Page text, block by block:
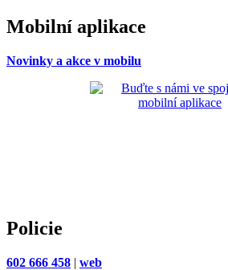
Mobilní aplikace
Novinky a akce v mobilu
Policie
602 666 458 | web